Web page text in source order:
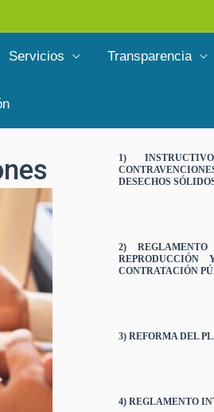
Servicios Transparencia
1)
DESECHOS
2)
CONTRATACIÓN
3) REFORMA DEL
4) REGLAMENTO